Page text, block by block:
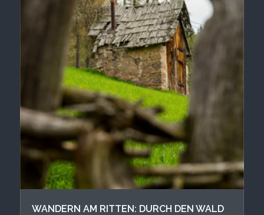
WANDERN AM RITTEN: DURCH DEN WALD